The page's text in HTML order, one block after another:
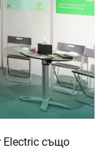
Electric също